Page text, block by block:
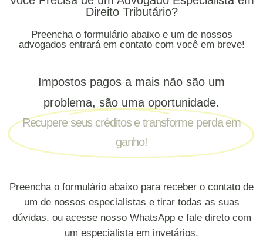
Direito Tributário?
Preencha o formulário abaixo e um de nossos
advogados entrará em contato com você em breve!
Impostos pagos a mais não são um
problema, são uma oportunidade.
Recupere seus créditos e transforme perda em
ganho!
Preencha o formulário abaixo para receber o contato de
um de nossos especialistas e tirar todas as suas
dúvidas. ou acesse nosso WhatsApp e fale direto com
um especialista em invetários.